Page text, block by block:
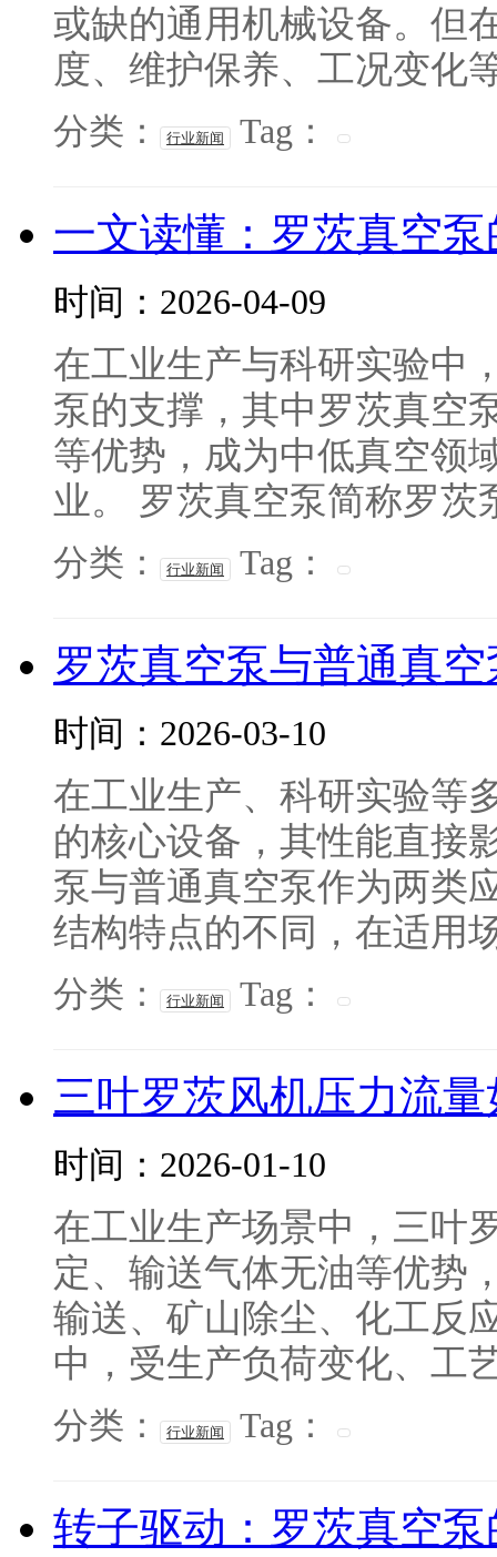
或缺的通用机械设备。但
度、维护保养、工况变化
分类： 行业新闻 Tag：
一文读懂：罗茨真空
时间：2026-04-09
在工业生产与科研实验中
泵的支撑，其中罗茨真空
等优势，成为中低真空领
业。 罗茨真空泵简称罗茨
分类： 行业新闻 Tag：
罗茨真空泵与普通真
时间：2026-03-10
在工业生产、科研实验等
的核心设备，其性能直接
泵与普通真空泵作为两类
结构特点的不同，在适用
分类： 行业新闻 Tag：
三叶罗茨风机压力流
时间：2026-01-10
在工业生产场景中，三叶
定、输送气体无油等优势
输送、矿山除尘、化工反
中，受生产负荷变化、工
分类： 行业新闻 Tag：
转子驱动：罗茨真空